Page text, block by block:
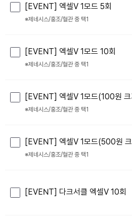
[EVENT] 엑셀V 1모드 5회
※제네시스/홍조/혈관 중 택1
[EVENT] 엑셀V 1모드 10회
※제네시스/홍조/혈관 중 택1
[EVENT] 엑셀V 1모드(100원 크
※제네시스/홍조/혈관 중 택1
[EVENT] 엑셀V 1모드(500원
※제네시스/홍조/혈관 중 택1
[EVENT] 다크서클 엑셀V 10회